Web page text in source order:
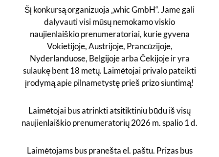
Šį konkursą organizuoja „whic GmbH“. Jame gali
dalyvauti visi mūsų nemokamo viskio
naujienlaiškio prenumeratoriai, kurie gyvena
Vokietijoje, Austrijoje, Prancūzijoje,
Nyderlanduose, Belgijoje arba Čekijoje ir yra
sulaukę bent 18 metų. Laimėtojai privalo pateikti
įrodymą apie pilnametystę prieš prizo siuntimą!
Laimėtojai bus atrinkti atsitiktiniu būdu iš visų
naujienlaiškio prenumeratorių 2026 m. spalio 1 d.
Laimėtojams bus pranešta el. paštu. Prizas bus